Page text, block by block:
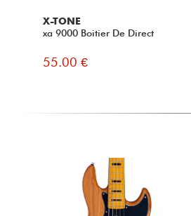
X-TONE
xa 9000 Boitier De Direct
55.00 €